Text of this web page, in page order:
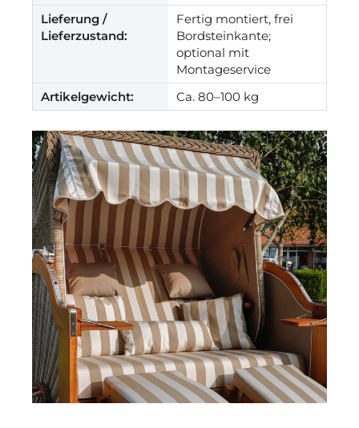
Lieferung /
Lieferzustand:
Fertig montiert, frei
Bordsteinkante;
optional mit
Montageservice
Artikelgewicht:
Ca. 80–100 kg